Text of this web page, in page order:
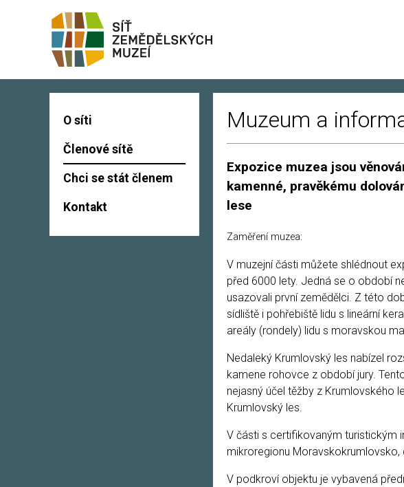
Muzeum a
Expozice muzea jsou
kamenné, pravěkému
lese
Zaměření muzea:
V muzejní části můžete shlédnout
před 6000 lety. Jedná se o období
usazovali první zemědělci. Z této
sídliště i pohřebiště lidu s lineární
areály (rondely) lidu s moravskou
Nedaleký Krumlovský les nabízel
kamene rohovce z období jury.
nejasný účel těžby z Krumlovského
Krumlovský les.
V části s certifikovaným turistickým
mikroregionu
V podkroví objektu je vybavená
O síti
Členové sítě
Chci se stát členem
Kontakt